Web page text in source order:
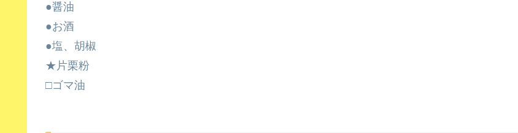
●醤油
●お酒
●塩、胡椒
★片栗粉
□ゴマ油